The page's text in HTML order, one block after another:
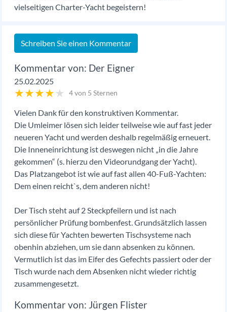
vielseitigen Charter-Yacht begeistern!
Schreiben Sie einen Kommentar
Der Eigner
25.02.2025
★★★★★ 4 von 5 Sternen
Vielen Dank für den konstruktiven Kommentar.
Die Umleimer lösen sich leider teilweise wie auf fast jeder
neueren Yacht und werden deshalb regelmäßig erneuert.
Die Inneneinrichtung ist deswegen nicht „in die Jahre
gekommen“ (s. hierzu den Videorundgang der Yacht).
Das Platzangebot ist wie auf fast allen 40-Fuß-Yachten:
Dem einen reicht`s, dem anderen nicht!
Der Tisch steht auf 2 Steckpfeilern und ist nach
persönlicher Prüfung bombenfest. Grundsätzlich lassen
sich diese für Yachten bewerten Tischsysteme nach
obenhin abziehen, um sie dann absenken zu können.
Vermutlich ist das im Eifer des Gefechts passiert oder der
Tisch wurde nach dem Absenken nicht wieder richtig
zusammengesetzt.
Jürgen Flister